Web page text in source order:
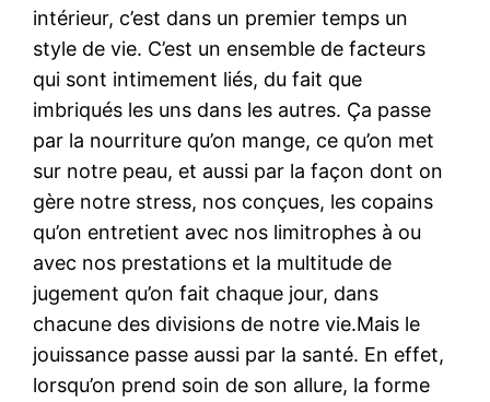
intérieur, c’est dans un premier temps un
style de vie. C’est un ensemble de facteurs
qui sont intimement liés, du fait que
imbriqués les uns dans les autres. Ça passe
par la nourriture qu’on mange, ce qu’on met
sur notre peau, et aussi par la façon dont on
gère notre stress, nos conçues, les copains
qu’on entretient avec nos limitrophes à ou
avec nos prestations et la multitude de
jugement qu’on fait chaque jour, dans
chacune des divisions de notre vie.Mais le
jouissance passe aussi par la santé. En effet,
lorsqu’on prend soin de son allure, la forme